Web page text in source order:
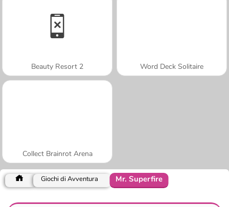
Beauty Resort 2 Word Deck Solitaire
Collect Brainrot Arena
Giochi di Avventura Mr. Superfire